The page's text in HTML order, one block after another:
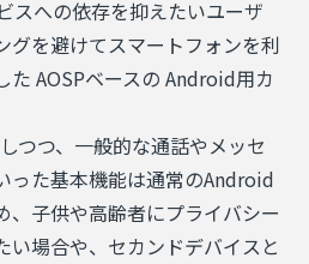
スへの依存を抑えたいユーザ
グを避けてスマートフォンを利
た AOSPベースの Android用カ
つつ、一般的な通話やメッセ
った基本機能は通常のAndroid
、子供や高齢者にプライバシー
い場合や、セカンドデバイスと